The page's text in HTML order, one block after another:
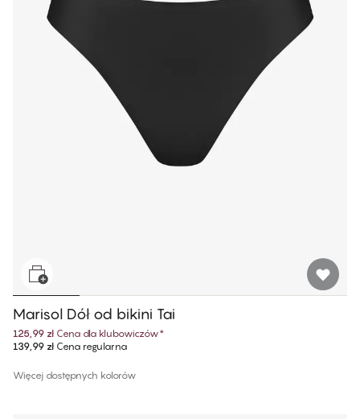
Marisol Dół od bikini Tai
125,99 zł Cena dla klubowiczów*
139,99 złCena regularna
Więcej dostępnych kolorów